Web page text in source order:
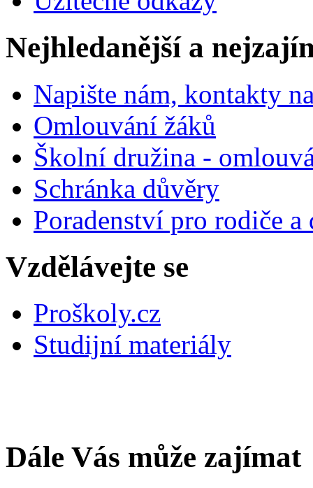
Nejhledanější a
Napište nám, kontakty
Omlouvání žáků
Školní družina -
Schránka důvěry
Poradenství pro rodiče
Vzdělávejte se
Proškoly.cz
Studijní materiály
Dále Vás může zajímat